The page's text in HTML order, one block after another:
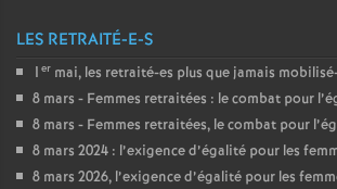
LES RETRAITÉ-E-S
1 er mai, les retraité-es plus que jamais
8 mars - Femmes retraitées : le combat pour
8 mars - Femmes retraitées, le combat pour
8 mars 2024 : l’exigence d’égalité pour les
8 mars 2026, l’exigence d’égalité pour les